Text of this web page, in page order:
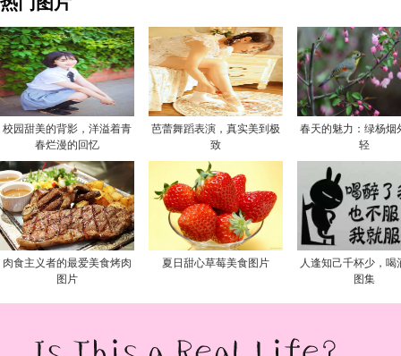
校园甜美的背影，洋溢着青
春烂漫的回忆
芭蕾舞蹈表演，真实美到极
致
春天的魅力：绿杨烟
轻
肉食主义者的最爱美食烤肉
图片
夏日甜心草莓美食图片
人逢知己千杯少，喝
图集